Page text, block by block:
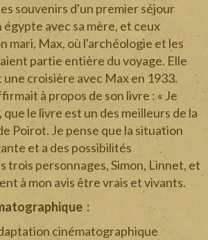
souvenirs d'un premier séjour
avec sa mère, et ceux
mari, Max, où l'archéologie et les
partie entière du voyage. Elle
une croisière avec Max en 1933.
à propos de son livre : « Je
que le livre est un des meilleurs de la
Poirot. Je pense que la situation
et a des possibilités
trois personnages, Simon, Linnet, et
à mon avis être vrais et vivants.
:
cinématographique